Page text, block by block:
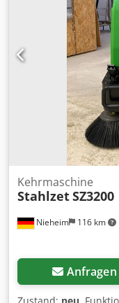
Nieheim 116 km
Kehrmaschine
StahlzetSZ3200
Anfragen